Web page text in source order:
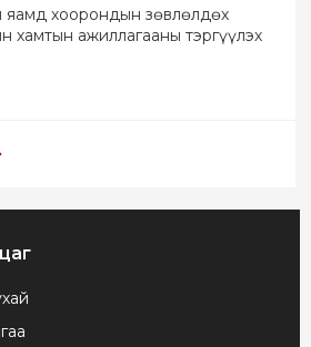
яамд хоорондын зөвлөлдөх
хамтын ажиллагааны тэргүүлэх